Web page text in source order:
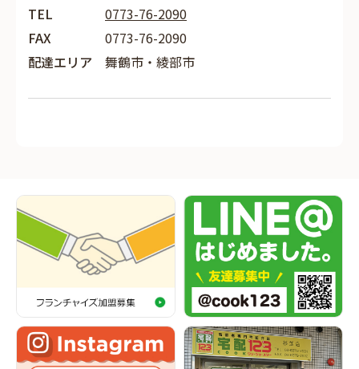
TEL
0773-76-2090
FAX
0773-76-2090
配達エリア
舞鶴市・綾部市